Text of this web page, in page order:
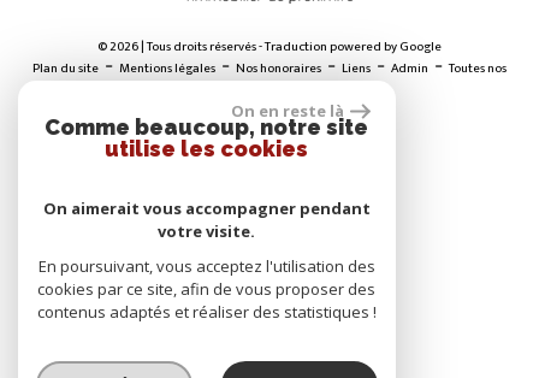
© 2026 | Tous droits réservés - Traduction powered by Google
Plan du site - Mentions légales - Nos honoraires - Liens - Admin -Toutes nos
On en reste là
Comme beaucoup, notre site
utilise les cookies
On aimerait vous accompagner pendant
votre visite.
En poursuivant, vous acceptez l'utilisation des
cookies par ce site, afin de vous proposer des
contenus adaptés et réaliser des statistiques !